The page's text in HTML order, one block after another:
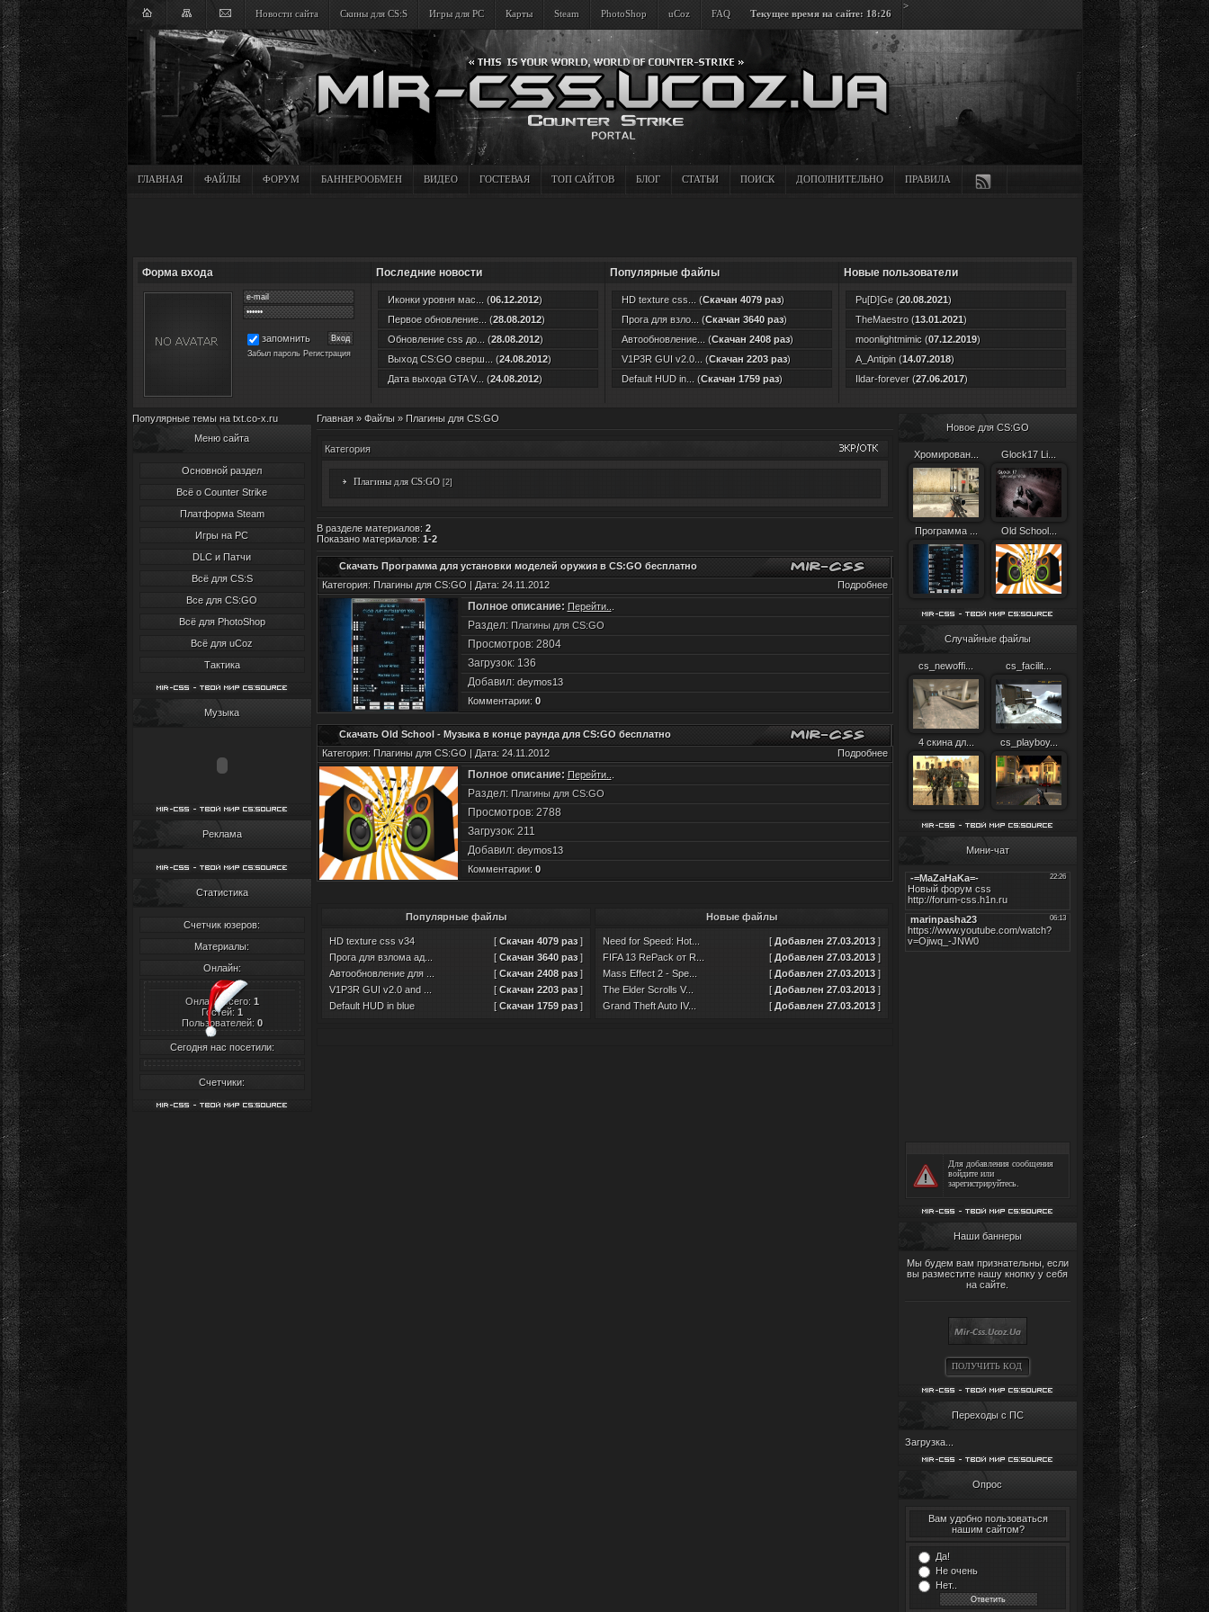
>
Новости сайта Скины для CS:S Игры для PC Карты Steam PhotoShop uCoz FAQ Текущее время на сайте: 18:26
ГЛАВНАЯ ФАЙЛЫ ФОРУМ БАННЕРООБМЕН ВИДЕО ГОСТЕВАЯ ТОП САЙТОВ БЛОГ СТАТЬИ ПОИСК ДОПОЛНИТЕЛЬНО ПРАВИЛА
Форма входа
запомнить
Забыл пароль Регистрация
Последние новости
Иконки уровня мас... (06.12.2012)
Первое обновление... (28.08.2012)
Обновление css до... (28.08.2012)
Выход CS:GO сверш... (24.08.2012)
Дата выхода GTA V... (24.08.2012)
Популярные файлы
HD texture css... (Скачан 4079 раз)
Прога для взло... (Скачан 3640 раз)
Автообновление... (Скачан 2408 раз)
V1P3R GUI v2.0... (Скачан 2203 раз)
Default HUD in... (Скачан 1759 раз)
Новые пользователи
Pu[D]Ge(20.08.2021)
TheMaestro(13.01.2021)
moonlightmimic(07.12.2019)
A_Antipin(14.07.2018)
Ildar-forever(27.06.2017)
Популярные темы на txt.co-x.ru
Меню сайта
Основной раздел
Всё о Counter Strike
Платформа Steam
Игры на PC
DLC и Патчи
Всё для CS:S
Все для CS:GO
Всё для PhotoShop
Всё для uCoz
Тактика
Музыка
Реклама
Статистика
Счетчик юзеров:
Материалы:
Онлайн:
Онлайн всего: 1
Гостей: 1
Пользователей: 0
Сегодня нас посетили:
Счетчики:
Главная» Файлы» Плагины для CS:GO
Категория
Плагины для CS:GO [2]
В разделе материалов: 2
Показано материалов: 1-2
Скачать Программа для установки моделей оружия в CS:GO бесплатно
Подробнее
Категория: Плагины для CS:GO | Дата: 24.11.2012
Полное описание: Перейти..
Раздел: Плагины для CS:GO
Просмотров: 2804
Загрузок: 136
Добавил: deymos13
Комментарии: 0
Скачать Old School - Музыка в конце раунда для CS:GO бесплатно
Подробнее
Категория: Плагины для CS:GO | Дата: 24.11.2012
Полное описание: Перейти..
Раздел: Плагины для CS:GO
Просмотров: 2788
Загрузок: 211
Добавил: deymos13
Комментарии: 0
Популярные файлы
HD texture css v34 [ Скачан 4079 раз]
Прога для взлома ад...
[ Скачан 3640 раз]
Автообновление для ...
[ Скачан 2408 раз]
V1P3R GUI v2.0 and ...
[ Скачан 2203 раз]
Default HUD in blue
[ Скачан 1759 раз]
Новые файлы
Need for Speed: Hot... [ Добавлен 27.03.2013]
FIFA 13 RePack от R...
[ Добавлен 27.03.2013]
Mass Effect 2 - Spe...
[ Добавлен 27.03.2013]
The Elder Scrolls V...
[ Добавлен 27.03.2013]
Grand Theft Auto IV...
[ Добавлен 27.03.2013]
Новое для CS:GO
Хромирован... Glock17 Li...
Программа ... Old School...
Случайные файлы
cs_newoffi... cs_facilit...
4 скина дл... cs_playboy...
Мини-чат
Для добавления сообщения
войдитеили
зарегистрируйтесь.
Наши баннеры
Мы будем вам признательны, если
вы разместите нашу кнопку у себя
на сайте.
ПОЛУЧИТЬ КОД
Переходы с ПС
Загрузка...
Опрос
Вам удобно пользоваться
нашим сайтом?
Да!
Не очень
Нет..